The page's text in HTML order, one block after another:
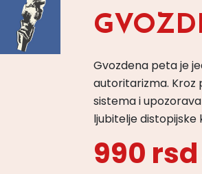
Gvozdena peta je
autoritarizma. Kroz
sistema i
ljubitelje distopijske
990 rsd